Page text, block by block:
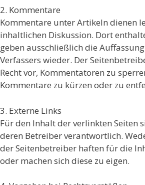
2. Kommentare
Kommentare unter Artikeln dienen
inhaltlichen Diskussion. Dort
geben ausschließlich die
Verfassers wieder. Der
Recht vor, Kommentatoren zu
Kommentare zu kürzen oder zu
3. Externe Links
Für den Inhalt der verlinkten Seiten
deren Betreiber verantwortlich.
der Seitenbetreiber haften für die
oder machen sich diese zu eigen.